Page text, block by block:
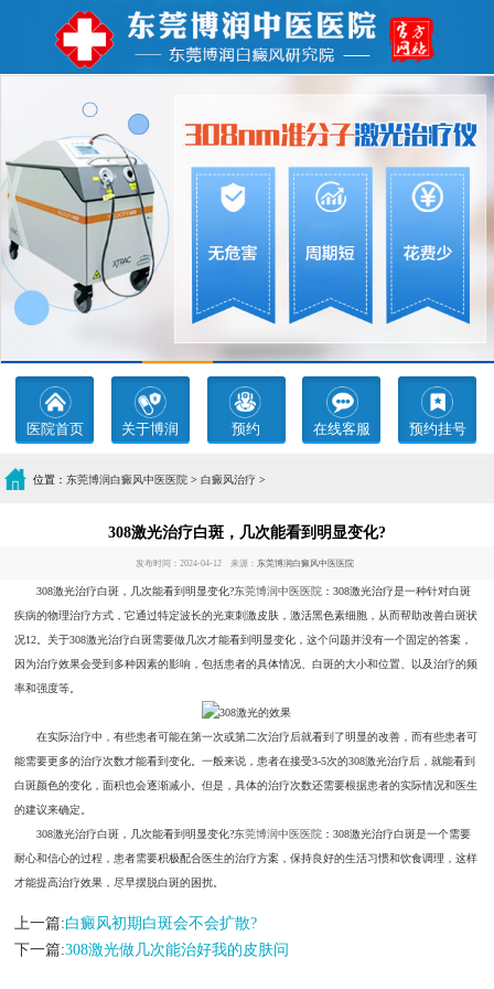
医院首页 关于博润 预约 在线客服 预约挂号
位置： 东莞博润白癜风中医医院 > 白癜风治疗 >
308激光治疗白斑，几次能看到明显变化?
发布时间：2024-04-12 来源： 东莞博润白癜风中医医院
308激光治疗白斑，几次能看到明显变化?东莞博润中医医院 ：308激光治疗是一种针对白斑
疾病的物理治疗方式，它通过特定波长的光束刺激皮肤，激活黑色素细胞，从而帮助改善白斑状
况12。关于308激光治疗白斑需要做几次才能看到明显变化，这个问题并没有一个固定的答案，
因为治疗效果会受到多种因素的影响，包括患者的具体情况、白斑的大小和位置、以及治疗的频
率和强度等。
在实际治疗中，有些患者可能在第一次或第二次治疗后就看到了明显的改善，而有些患者可
能需要更多的治疗次数才能看到变化。一般来说，患者在接受3-5次的308激光治疗后，就能看到
白斑颜色的变化，面积也会逐渐减小。但是，具体的治疗次数还需要根据患者的实际情况和医生
的建议来确定。
308激光治疗白斑，几次能看到明显变化?东莞博润中医医院 ：308激光治疗白斑是一个需要
耐心和信心的过程，患者需要积极配合医生的治疗方案，保持良好的生活习惯和饮食调理，这样
才能提高治疗效果，尽早摆脱白斑的困扰。
上一篇:白癜风初期白斑会不会扩散?
下一篇:308激光做几次能治好我的皮肤问